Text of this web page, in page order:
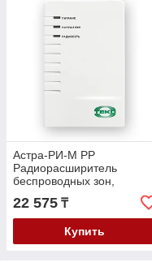
Астра-РИ-М РР
Радиорасширитель
беспроводных зон,
встроенный радиомодуль
22 575 ₸
Купить